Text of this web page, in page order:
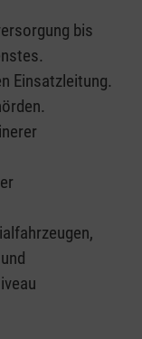
bis
Einsatzleitung.